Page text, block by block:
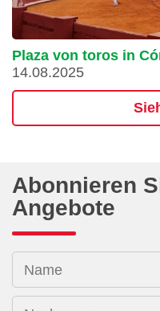
Plaza von toros in
14.08.2025
Abonnieren
Angebote
Name